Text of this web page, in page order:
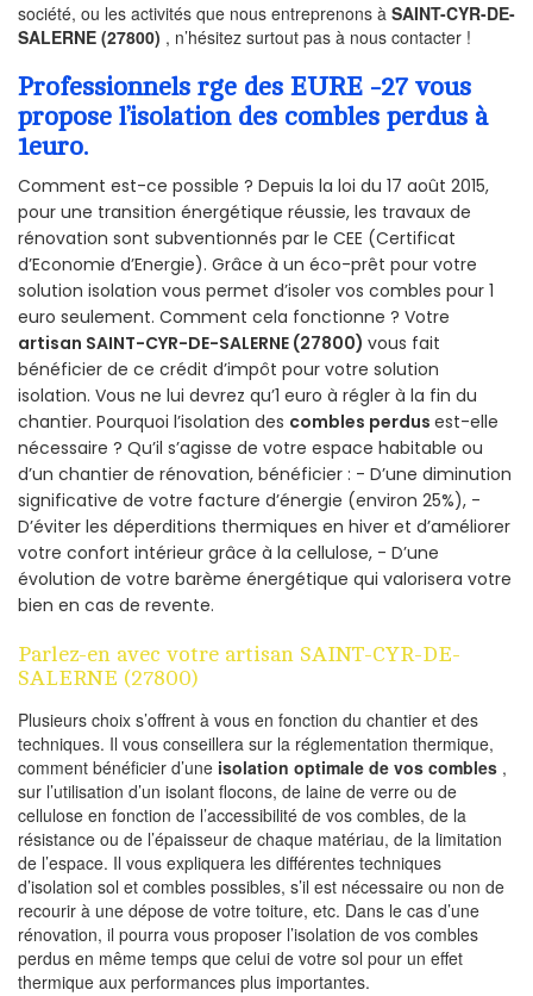
société, ou les activités que nous entreprenons à SAINT-CYR-DE-
SALERNE (27800) , n’hésitez surtout pas à nous contacter !
Professionnels rge des EURE -27 vous
propose l’isolation des combles perdus à
1euro.
Comment est-ce possible ? Depuis la loi du 17 août 2015,
pour une transition énergétique réussie, les travaux de
rénovation sont subventionnés par le CEE (Certificat
d’Economie d’Energie). Grâce à un éco-prêt pour votre
solution isolation vous permet d’isoler vos combles pour 1
euro seulement. Comment cela fonctionne ? Votre
artisan SAINT-CYR-DE-SALERNE (27800) vous fait
bénéficier de ce crédit d’impôt pour votre solution
isolation. Vous ne lui devrez qu’1 euro à régler à la fin du
chantier. Pourquoi l’isolation des combles perdus est-elle
nécessaire ? Qu’il s’agisse de votre espace habitable ou
d’un chantier de rénovation, bénéficier : - D’une diminution
significative de votre facture d’énergie (environ 25%), -
D’éviter les déperditions thermiques en hiver et d’améliorer
votre confort intérieur grâce à la cellulose, - D’une
évolution de votre barème énergétique qui valorisera votre
bien en cas de revente.
Parlez-en avec votre artisan SAINT-CYR-DE-
SALERNE (27800)
Plusieurs choix s’offrent à vous en fonction du chantier et des
techniques. Il vous conseillera sur la réglementation thermique,
comment bénéficier d’une isolation optimale de vos combles ,
sur l’utilisation d’un isolant flocons, de laine de verre ou de
cellulose en fonction de l’accessibilité de vos combles, de la
résistance ou de l’épaisseur de chaque matériau, de la limitation
de l’espace. Il vous expliquera les différentes techniques
d’isolation sol et combles possibles, s’il est nécessaire ou non de
recourir à une dépose de votre toiture, etc. Dans le cas d’une
rénovation, il pourra vous proposer l’isolation de vos combles
perdus en même temps que celui de votre sol pour un effet
thermique aux performances plus importantes.